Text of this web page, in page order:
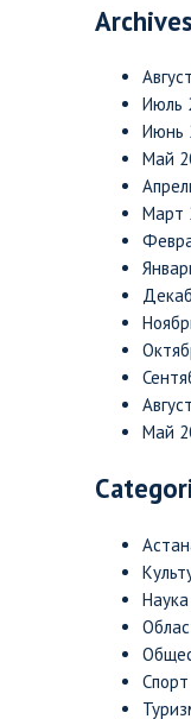
Archives
Июль
Июнь
Май
Март
Май
Спорт